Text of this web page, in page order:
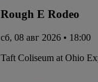
Rough E Rodeo
сб, 08 авг 2026 • 18:00
Taft Coliseum at Ohio